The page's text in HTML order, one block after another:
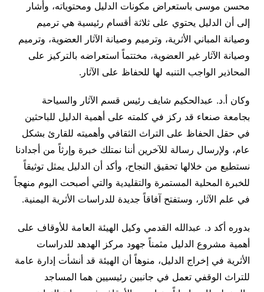
محسن موسى باستعراض مكونات الدليل ومحتوياته، وأشار
إلى أن الدليل يحتوي على ثلاثة أقسام رئيسية هي ترميم
وصيانة المباني الأثرية، وترميم وصيانة الآثار العضوية، وترميم
وصيانة الآثار غير العضوية، مختتماً استعراضه بالتركيز على
المحاذير الواجب التنبه لها للحفاظ على الآثار.
وكان أ.د. عبدالحكيم شايف رئيس قسم الآثار والسياحة
بجامعة صنعاء قد ركز في كلمته على أهمية الدليل للباحثين
في حقل الحفاظ على التراث الثقافي وأهميته للقارئ بشكل
عام، ولإرسال رسالة للآخرين أننا نمتلك خبرة وإرثاً من أجدادنا
نستطيع من خلالها تحقيق النجاح، وأكد أن الدليل يمثل توثيقاً
للخبرة المحلية المستمرة والتقليدية والتي أصبحت اليوم منهجاً
في علم الآثار، وستفتح آفاقاً جديدة للدراسات الأثرية اليمنية.
بدوره أكد د. عبدالله القدمي وكيل الهيئة العامة للأوقاف على
أهمية مشروع الدليل مثمناً جهود مركز الهدهد للدراسات
الأثرية في إخراج الدليل، منوهاً أن الهيئة قد أنشأت إدارة عامة
للتراث الوقفي تعمل في جانبين رئيسيين هما المساجد